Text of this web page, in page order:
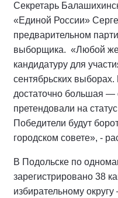
Секретарь
«Единой России»
предварительном
выборщика. «Любой
кандидатуру для
сентябрьских
достаточно большая —
претендовали на
Победители будут
городском совете», -
В Подольске по
зарегистрировано 38
избирательному